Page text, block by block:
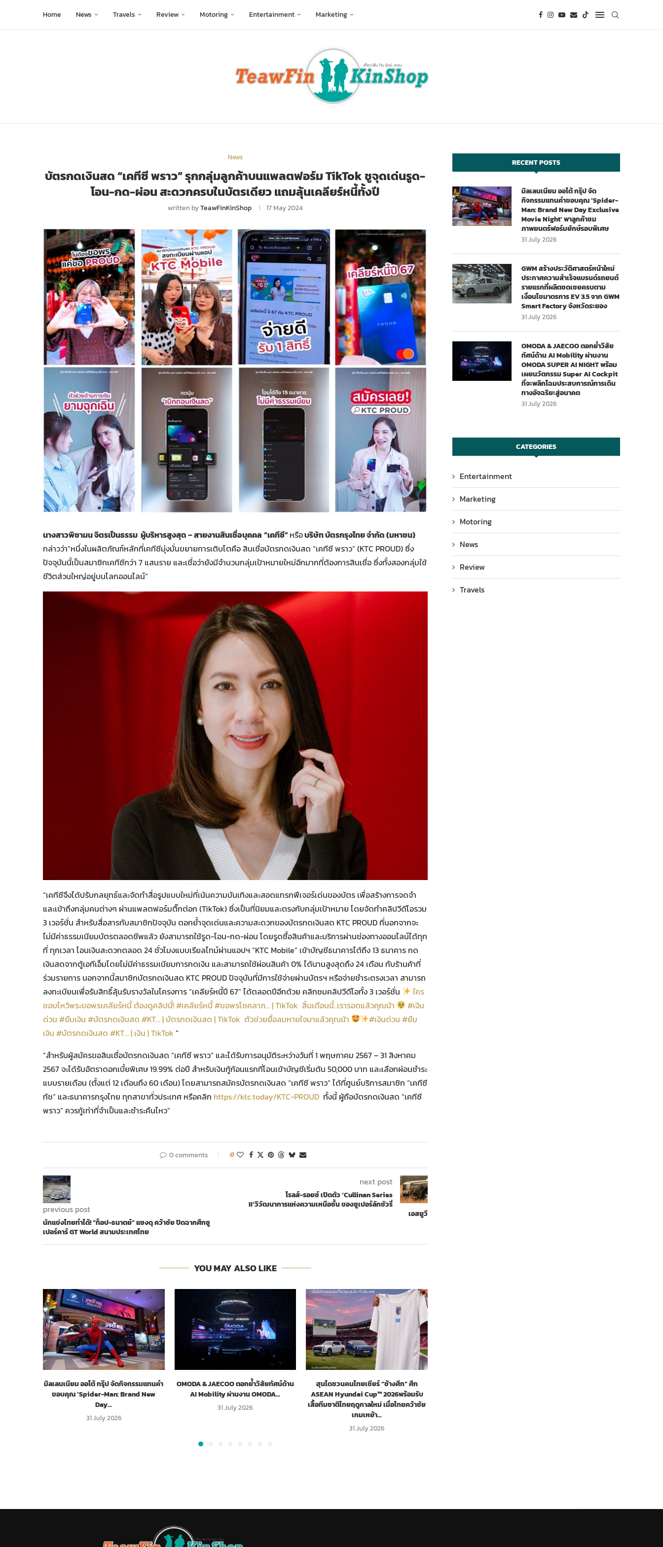
Home News Travels Review Motoring Entertainment Marketing
News
บัตรกดเงินสด “เคทีซี พราว” รุกกลุ่มลูกค้าบนแพลตฟอร์ม TikTok ชูจุดเด่นรูด-
โอน-กด-ผ่อน สะดวกครบในบัตรเดียว แถมลุ้นเคลียร์หนี้ทั้งปี
written byTeawFinKinShop 17 May 2024
นางสาวพิชามน จิตรเป็นธรรม ผู้บริหารสูงสุด – สายงานสินเชื่อบุคคล “เคทีซี”หรือบริษัท บัตรกรุงไทย จำกัด (มหาชน)
กล่าวว่า“หนึ่งในผลิตภัณฑ์หลักที่เคทีซีมุ่งมั่นขยายการเติบโตคือ สินเชื่อบัตรกดเงินสด “เคทีซี พราว” (KTC PROUD) ซึ่ง
ปัจจุบันนี้เป็นสมาชิกเคทีซีกว่า 7 แสนราย และเชื่อว่ายังมีจำนวนกลุ่มเป้าหมายใหม่อีกมากที่ต้องการสินเชื่อ ซึ่งทั้งสองกลุ่มใช้
ชีวิตส่วนใหญ่อยู่บนโลกออนไลน์”
“เคทีซีจึงได้ปรับกลยุทธ์และจัดทำสื่อรูปแบบใหม่ที่เน้นความบันเทิงและสอดแทรกฟีเจอร์เด่นของบัตร เพื่อสร้างการจดจำ
และเข้าถึงกลุ่มคนต่างๆ ผ่านแพลตฟอร์มติ๊กต่อก (TikTok) ซึ่งเป็นที่นิยมและตรงกับกลุ่มเป้าหมาย โดยจัดทำคลิปวีดีโอรวม
3 เวอร์ชั่น สำหรับสื่อสารกับสมาชิกปัจจุบัน ตอกย้ำจุดเด่นและความสะดวกของบัตรกดเงินสด KTC PROUD ที่นอกจากจะ
ไม่มีค่าธรรมเนียมบัตรตลอดชีพแล้ว ยังสามารถใช้รูด-โอน-กด-ผ่อน โดยรูดซื้อสินค้าและบริการผ่านช่องทางออนไลน์ได้ทุก
ที่ ทุกเวลา โอนเงินสะดวกตลอด 24 ชั่วโมงแบบเรียลไทม์ผ่านแอปฯ “KTC Mobile” เข้าบัญชีธนาคารได้ถึง 13 ธนาคาร กด
เงินสดจากตู้เอทีเอ็มโดยไม่มีค่าธรรมเนียมการกดเงิน และสามารถใช้ผ่อนสินค้า 0% ได้นานสูงสุดถึง 24 เดือน กับร้านค้าที่
ร่วมรายการ นอกจากนี้สมาชิกบัตรกดเงินสด KTC PROUD ปัจจุบันที่มีการใช้จ่ายผ่านบัตรฯ หรือจ่ายชำระตรงเวลา สามารถ
ลงทะเบียนเพื่อรับสิทธิ์ลุ้นรับรางวัลในโครงการ “เคลียร์หนี้ปี 67” ได้ตลอดปีอีกด้วย คลิกชมคลิปวีดีโอทั้ง 3 เวอร์ชั่น
ใคร
ชอบไหว้พระขอพรเคลียร์หนี้ ต้องดูคลิปนี้! #เคลียร์หนี้ #ขอพรโชคลาภ… | TikTok สิ้นเดือนนี้..เรารอดแล้วคุณน้า
#เงิน
ด่วน #ยืมเงิน #บัตรกดเงินสด #KT… | บัตรกดเงินสด | TikTok ตัวช่วยยื้อลมหายใจมาแล้วคุณน้า
#เงินด่วน #ยืม
เงิน #บัตรกดเงินสด #KT… | เงิน | TikTok “
“สำหรับผู้สมัครขอสินเชื่อบัตรกดเงินสด “เคทีซี พราว” และได้รับการอนุมัติระหว่างวันที่ 1 พฤษภาคม 2567 – 31 สิงหาคม
2567 จะได้รับอัตราดอกเบี้ยพิเศษ 19.99% ต่อปี สำหรับเงินกู้ก้อนแรกที่โอนเข้าบัญชีเริ่มต้น 50,000 บาท และเลือกผ่อนชำระ
แบบรายเดือน (ตั้งแต่ 12 เดือนถึง 60 เดือน) โดยสามารถสมัครบัตรกดเงินสด “เคทีซี พราว” ได้ที่ศูนย์บริการสมาชิก “เคทีซี
ทัช” และธนาคารกรุงไทย ทุกสาขาทั่วประเทศ หรือคลิก https://ktc.today/KTC-PROUD ทั้งนี้ ผู้ถือบัตรกดเงินสด “เคทีซี
พราว” ควรกู้เท่าที่จำเป็นและชำระคืนไหว”
0 comments 0
previous post
นักแข่งไทยทำได้! “ท็อป-ธนาตย์” แซงดุ คว้าชัย ปิดฉากศึกซู
เปอร์คาร์ GT World สนามประเทศไทย
next post
โรลส์-รอยซ์ เปิดตัว ‘Cullinan Series
II’วิวัฒนาการแห่งความเหนือชั้น ของซูเปอร์ลักชัวรี่
เอสยูวี
YOU MAY ALSO LIKE
มิลเลนเนียม ออโต้ กรุ๊ป จัดกิจกรรมแทนคำ
ขอบคุณ ‘Spider-Man: Brand New
Day...
31 July 2026
OMODA & JAECOO ตอกย้ำวิสัยทัศน์ด้าน
AI Mobility ผ่านงาน OMODA...
31 July 2026
ฮุนไดชวนคนไทยเชียร์ “ช้างศึก” ศึก
ASEAN Hyundai Cup™ 2026พร้อมรับ
เสื้อทีมชาติไทยฤดูกาลใหม่ เมื่อไทยคว้าชัย
เกมเหย้า...
31 July 2026
RECENT POSTS
มิลเลนเนียม ออโต้ กรุ๊ป จัด
กิจกรรมแทนคำขอบคุณ ‘Spider-
Man: Brand New Day Exclusive
Movie Night’ พาลูกค้าชม
ภาพยนตร์ฟอร์มยักษ์รอบพิเศษ
31 July 2026
GWM สร้างประวัติศาสตร์หน้าใหม่
ประกาศความสำเร็จแบรนด์รถยนต์
รายแรกที่ผลิตชดเชยครบตาม
เงื่อนไขมาตรการ EV 3.5 จาก GWM
Smart Factory จังหวัดระยอง
31 July 2026
OMODA & JAECOO ตอกย้ำวิสัย
ทัศน์ด้าน AI Mobility ผ่านงาน
OMODA SUPER AI NIGHT พร้อม
เผยนวัตกรรม Super AI Cockpit
ที่จะพลิกโฉมประสบการณ์การเดิน
ทางอัจฉริยะสู่อนาคต
31 July 2026
CATEGORIES
Entertainment
Marketing
Motoring
News
Review
Travels